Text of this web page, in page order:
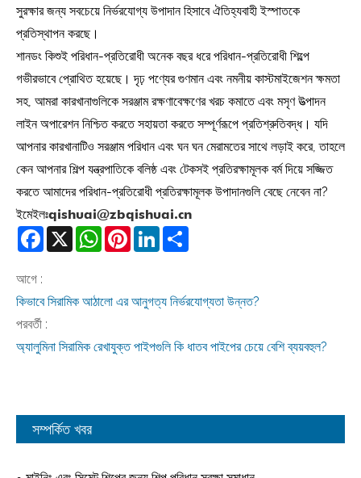
সুরক্ষার জন্য সবচেয়ে নির্ভরযোগ্য উপাদান হিসাবে ঐতিহ্যবাহী ইস্পাতকে
প্রতিস্থাপন করছে।
শানডং কিশুই পরিধান-প্রতিরোধী অনেক বছর ধরে পরিধান-প্রতিরোধী শিল্পে
গভীরভাবে প্রোথিত হয়েছে। দৃঢ় পণ্যের গুণমান এবং নমনীয় কাস্টমাইজেশন ক্ষমতা
সহ, আমরা কারখানাগুলিকে সরঞ্জাম রক্ষণাবেক্ষণের খরচ কমাতে এবং মসৃণ উত্পাদন
লাইন অপারেশন নিশ্চিত করতে সহায়তা করতে সম্পূর্ণরূপে প্রতিশ্রুতিবদ্ধ। যদি
আপনার কারখানাটিও সরঞ্জাম পরিধান এবং ঘন ঘন মেরামতের সাথে লড়াই করে, তাহলে
কেন আপনার শিল্প যন্ত্রপাতিকে বলিষ্ঠ এবং টেকসই প্রতিরক্ষামূলক বর্ম দিয়ে সজ্জিত
করতে আমাদের পরিধান-প্রতিরোধী প্রতিরক্ষামূলক উপাদানগুলি বেছে নেবেন না?
ইমেইলঃqishuai@zbqishuai.cn
Facebook
X WhatsAppPinterestLinkedIn
আগে :
কিভাবে সিরামিক আঠালো এর আনুগত্য নির্ভরযোগ্যতা উন্নত?
পরবর্তী :
অ্যালুমিনা সিরামিক রেখাযুক্ত পাইপগুলি কি ধাতব পাইপের চেয়ে বেশি ব্যয়বহুল?
সম্পর্কিত খবর